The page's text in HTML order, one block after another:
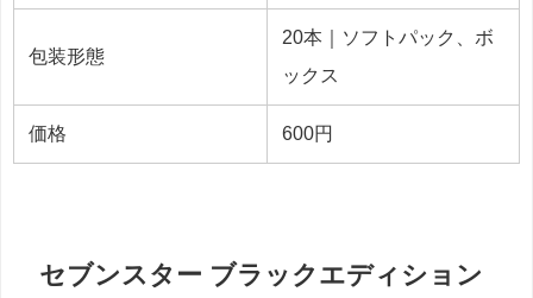
包装形態
20本｜ソフトパック、ボ
ックス
価格 600円
セブンスター ブラックエディション